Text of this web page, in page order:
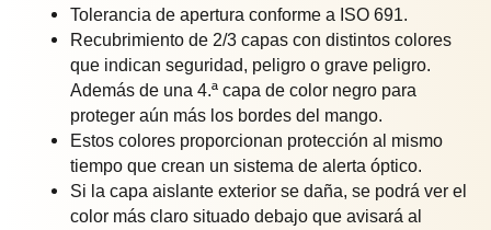
Tolerancia de apertura conforme a ISO 691.
Recubrimiento de 2/3 capas con distintos colores
que indican seguridad, peligro o grave peligro.
Además de una 4.ª capa de color negro para
proteger aún más los bordes del mango.
Estos colores proporcionan protección al mismo
tiempo que crean un sistema de alerta óptico.
Si la capa aislante exterior se daña, se podrá ver el
color más claro situado debajo que avisará al